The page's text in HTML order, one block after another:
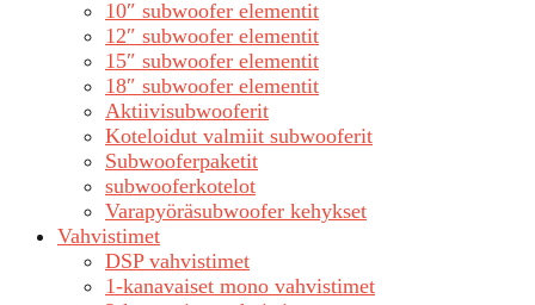
10″ subwoofer elementit
12″ subwoofer elementit
15″ subwoofer elementit
18″ subwoofer elementit
Aktiivisubwooferit
Koteloidut valmiit subwooferit
Subwooferpaketit
subwooferkotelot
Varapyöräsubwoofer kehykset
Vahvistimet
DSP vahvistimet
1-kanavaiset mono vahvistimet